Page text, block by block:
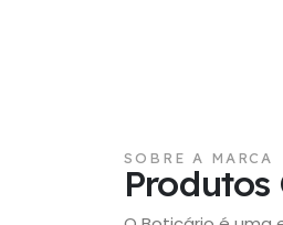
SOBRE A MARCA